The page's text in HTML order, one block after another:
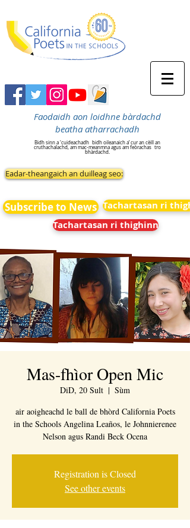
Faodaidh aon loidhne bàrdachd
beatha atharrachadh
Bidh sinn a 'cuideachadh bidh oileanaich a’ cur an cèill an
cruthachalachd, am mac-meanmna agus am feòrachas tro
bhàrdachd.
Eadar-theangaich an duilleag seo:
Subscribe to News Tachartasan ri
Tachartasan ri thighinn
Mas-fhìor Open Mic
DiD, 20 Sult
  |
Sùm
air aoigheachd le ball de bhòrd California Poets
in the Schools Angelina Leaños, le Johnnierenee
Nelson agus Randi Beck Ocena
Registration is Closed
See other events